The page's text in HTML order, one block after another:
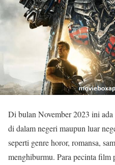
Di bulan November 2023 ini
di dalam negeri maupun luar
seperti genre horor, romansa,
menghiburmu. Para pecinta film